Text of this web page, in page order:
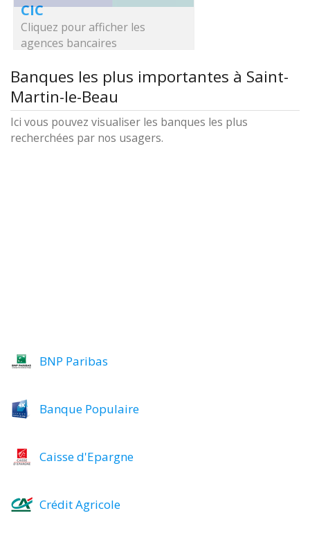
CIC
Cliquez pour afficher les
agences bancaires
Banques les plus importantes à Saint-
Martin-le-Beau
Ici vous pouvez visualiser les banques les plus
recherchées par nos usagers.
BNP Paribas
Banque Populaire
Caisse d'Epargne
Crédit Agricole